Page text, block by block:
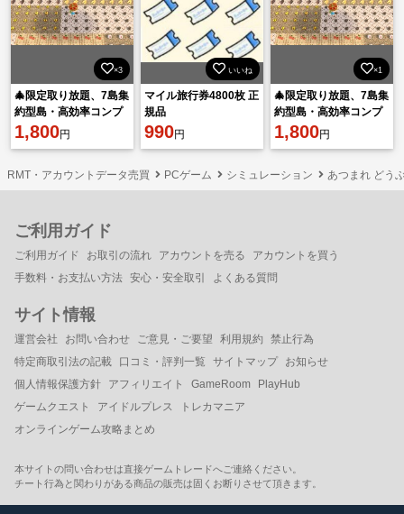
×3
🎄限定取り放題、7島集
約型島・高効率コンプ
リートする！
1,800円
いいね
マイル旅行券4800枚 正
規品
990円
×1
🎄限定取り放題、7島集
約型島・高効率コンプ
リートする！
1,800円
RMT・アカウントデータ売買 PCゲーム シミュレーション あつまれ どう
ご利用ガイド
ご利用ガイド お取引の流れ アカウントを売る
アカウントを買う
手数料・お支払い方法 安心・安全取引 よくある質問
サイト情報
運営会社 お問い合わせ ご意見・ご要望 利用規約
禁止行為
特定商取引法の記載
口コミ・評判一覧 サイトマップ
お知らせ
個人情報保護方針
アフィリエイト GameRoom
PlayHub
ゲームクエスト
アイドルプレス
トレカマニア
オンラインゲーム攻略まとめ
本サイトの問い合わせは直接ゲームトレードへご連絡ください。
チート行為と関わりがある商品の販売は固くお断りさせて頂きます。